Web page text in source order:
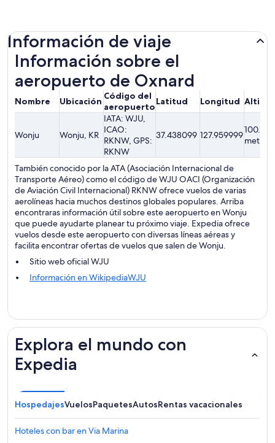
Información de viaje
Información sobre el
aeropuerto de Oxnard
Nombre Ubicación Código del
aeropuertoLatitud Longitud Altitud
Wonju Wonju, KR
IATA: WJU,
ICAO:
RKNW, GPS:
RKNW
37.438099 127.959999100.28
metros
También conocido por la ATA (Asociación Internacional de
Transporte Aéreo) como el código de WJU OACI (Organización
de Aviación Civil Internacional) RKNW ofrece vuelos de varias
aerolíneas hacia muchos destinos globales populares. Arriba
encontraras información útil sobre este aeropuerto en Wonju
que puede ayudarte planear tu próximo viaje. Expedia ofrece
vuelos desde este aeropuerto con diversas líneas aéreas y
facilita encontrar ofertas de vuelos que salen de Wonju.
Sitio web oficial WJU
Información en WikipediaWJU
Explora el mundo con
Expedia
HospedajesVuelosPaquetesAutosRentas vacacionales
Hoteles con bar en Via Marina